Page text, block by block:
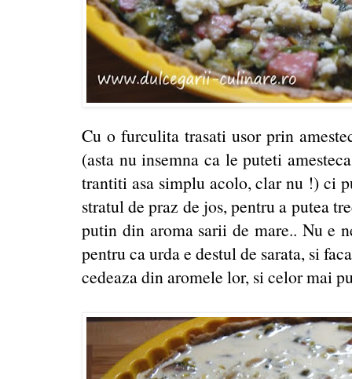
Cu o furculita trasati usor prin
(asta nu insemna ca le puteti
trantiti asa simplu acolo, clar nu !) ci
stratul de praz de jos, pentru a putea
putin din aroma sarii de mare.. Nu e
pentru ca urda e destul de sarata, si
cedeaza din aromele lor, si celor mai